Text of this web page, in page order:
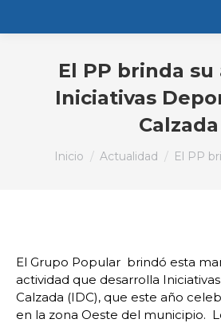
El PP brinda su
Iniciativas
Calzada
Estás aquí:
Inicio Actualidad El PP
El Grupo Popular brindó esta
actividad que desarrolla
Calzada (IDC), que este año
en la zona Oeste del municipio.